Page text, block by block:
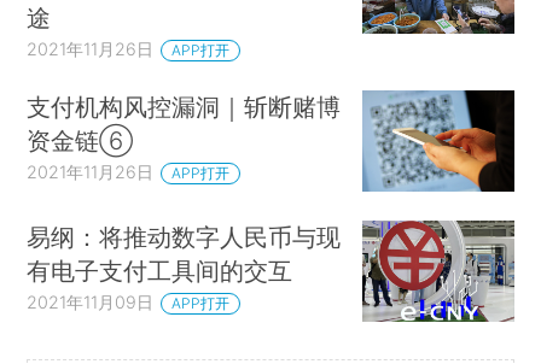
途
2021年11月26日 APP打开
支付机构风控漏洞｜斩断赌博
资金链⑥
2021年11月26日 APP打开
易纲：将推动数字人民币与现
有电子支付工具间的交互
2021年11月09日 APP打开